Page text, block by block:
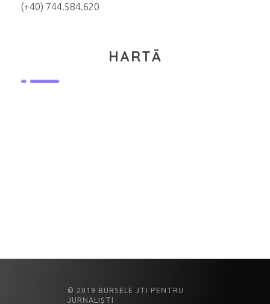
(+40) 744.584.620
HARTĂ
© 2019 BURSELE JTI PENTRU
JURNALIȘTI